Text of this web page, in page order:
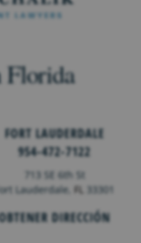
Florida
FORT LAUDERDALE
954-472-7122
713 SE 6th St
Lauderdale,FL 33301
DIRECCIÓN